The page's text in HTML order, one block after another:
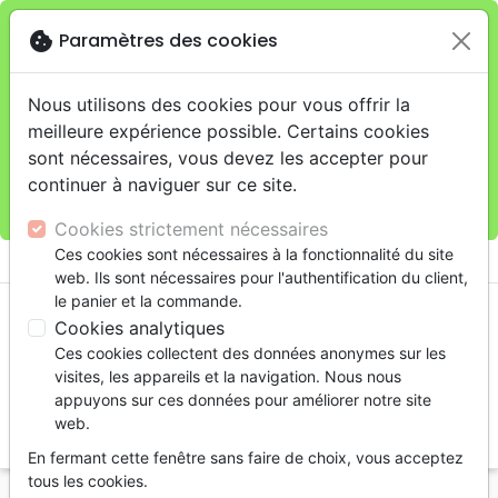
Je veux retirer ma commande au 4, rue Audubon
(Gare de Lyon), Parisclose
warningCette boutique en ligne est limitée au retrait en
magasin.
Pour les livraisons à domicile, veuillez passer vos
commandes sur la boutique La Maison de la Bible
shopping_cart
cookie Paramètres des cookies
Nous utilisons des cookies pour vous offrir la
meilleure expérience possible. Certains cookies
sont nécessaires, vous devez les accepter pour
continuer à naviguer sur ce site.
Cookies strictement nécessaires
Ces cookies sont nécessaires à la fonctionnalité du site
web. Ils sont nécessaires pour l'authentification du client,
le panier et la commande.
Cookies analytiques
Ces cookies collectent des données anonymes sur les
visites, les appareils et la navigation. Nous nous
appuyons sur ces données pour améliorer notre site
web.
En fermant cette fenêtre sans faire de choix, vous acceptez
tous les cookies.